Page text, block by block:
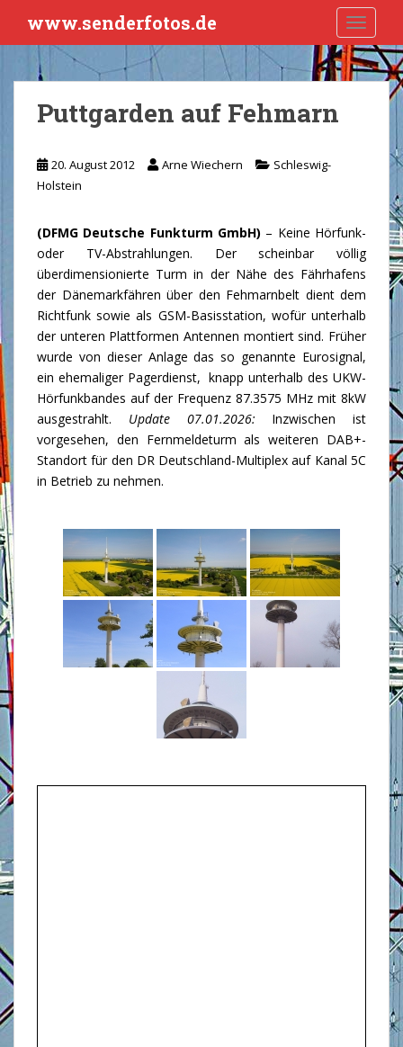
i
t
www.senderfotos.de
Puttgarden auf Fehmarn
20. August 2012 Arne Wiechern
Schleswig-
Holstein
(DFMG Deutsche Funkturm GmbH) – Keine Hörfunk-
oder TV-Abstrahlungen. Der scheinbar völlig
überdimensionierte Turm in der Nähe des Fährhafens
der Dänemarkfähren über den Fehmarnbelt dient dem
Richtfunk sowie als GSM-Basisstation, wofür unterhalb
der unteren Plattformen Antennen montiert sind. Früher
wurde von dieser Anlage das so genannte Eurosignal,
ein ehemaliger Pagerdienst, knapp unterhalb des UKW-
Hörfunkbandes auf der Frequenz 87.3575 MHz mit 8kW
ausgestrahlt. Update 07.01.2026: Inzwischen ist
vorgesehen, den Fernmeldeturm als weiteren DAB+-
Standort für den DR Deutschland-Multiplex auf Kanal 5C
in Betrieb zu nehmen.